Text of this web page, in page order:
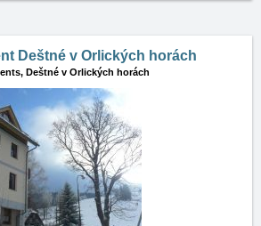
Deštné v Orlických horách
Deštné v Orlických horách